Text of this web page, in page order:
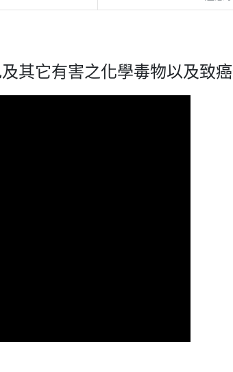
其它有害之化學毒物以及致癌